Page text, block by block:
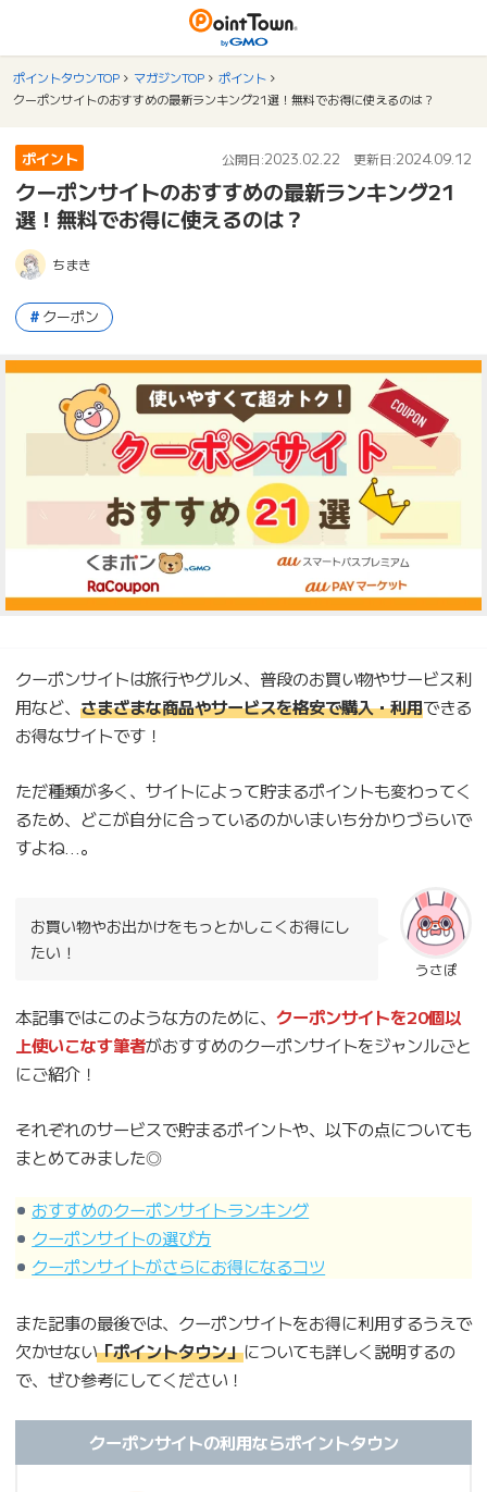
ポイントタウンTOP マガジンTOP
ポイント
クーポンサイトのおすすめの最新ランキング21選！無料でお得に使えるのは？
ポイント 公開日:2023.02.22 更新日:2024.09.12
クーポンサイトのおすすめの最新ランキング21
選！無料でお得に使えるのは？
ちまき
クーポン
クーポンサイトは旅行やグルメ、普段のお買い物やサービス利
用など、 さまざまな商品やサービスを格安で購入・利用できる
お得なサイトです！
ただ種類が多く、サイトによって貯まるポイントも変わってく
るため、どこが自分に合っているのかいまいち分かりづらいで
すよね…。
うさぽ
お買い物やお出かけをもっとかしこくお得にし
たい！
本記事ではこのような方のために、 クーポンサイトを20個以
上使いこなす筆者がおすすめのクーポンサイトをジャンルごと
にご紹介！
それぞれのサービスで貯まるポイントや、以下の点についても
まとめてみました◎
おすすめのクーポンサイトランキング
クーポンサイトの選び方
クーポンサイトがさらにお得になるコツ
また記事の最後では、クーポンサイトをお得に利用するうえで
欠かせない「ポイントタウン」についても詳しく説明するの
で、ぜひ参考にしてください！
クーポンサイトの利用ならポイントタウン